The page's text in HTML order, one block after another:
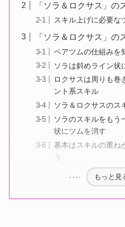
「ソラ＆ロクサス」の
スキル上げに必要な
「ソラ＆ロクサス」の
ペアツムの仕組みを
ソラは斜めライン状
ロクサスは周りも巻
ント系スキル
ソラ＆ロクサスのス
ソラのスキルをもう
状にツムを消す
基本はスキルの重ね
う
もっと見